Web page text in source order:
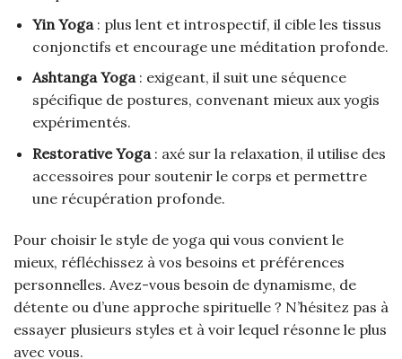
Yin Yoga: plus lent et introspectif, il cible les tissus
conjonctifs et encourage une méditation profonde.
Ashtanga Yoga: exigeant, il suit une séquence
spécifique de postures, convenant mieux aux yogis
expérimentés.
Restorative Yoga: axé sur la relaxation, il utilise des
accessoires pour soutenir le corps et permettre
une récupération profonde.
Pour choisir le style de yoga qui vous convient le
mieux, réfléchissez à vos besoins et préférences
personnelles. Avez-vous besoin de dynamisme, de
détente ou d’une approche spirituelle ? N’hésitez pas à
essayer plusieurs styles et à voir lequel résonne le plus
avec vous.